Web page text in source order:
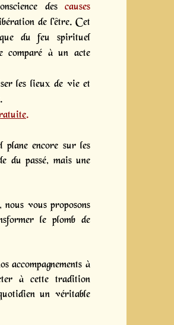
des causes
de l'être. Cet
du feu spirituel
comparé à un acte
les lieux de vie et
.
encore sur les
du passé, mais une
vous proposons
le plomb de
accompagnements à
à cette tradition
un véritable